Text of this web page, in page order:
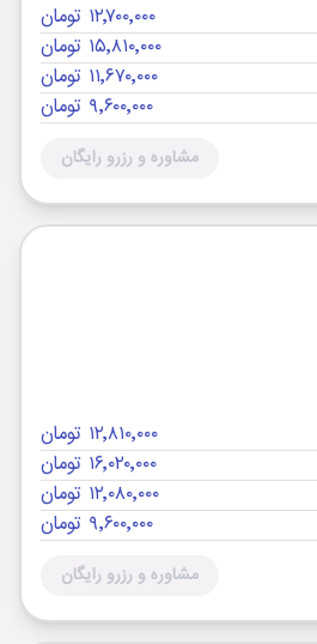
۱۲٬۷۰۰٬۰۰۰ تومان
۱۵٬۸۱۰٬۰۰۰ تومان
۱۱٬۶۷۰٬۰۰۰ تومان
۹٬۶۰۰٬۰۰۰ تومان
مشاوره و رزرو رایگان
۱۲٬۸۱۰٬۰۰۰ تومان
۱۶٬۰۲۰٬۰۰۰ تومان
۱۲٬۰۸۰٬۰۰۰ تومان
۹٬۶۰۰٬۰۰۰ تومان
مشاوره و رزرو رایگان